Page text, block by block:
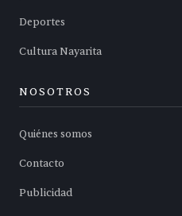
Deportes
Cultura Nayarita
NOSOTROS
Quiénes somos
Contacto
Publicidad